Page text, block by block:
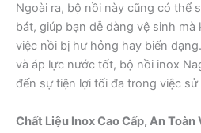
Ngoài ra, bộ nồi này cũng có thể
bát, giúp bạn dễ dàng vệ sinh
việc nồi bị hư hỏng hay biến
và áp lực nước tốt, bộ nồi inox
đến sự tiện lợi tối đa trong việc
Chất Liệu Inox Cao Cấp, An Toàn